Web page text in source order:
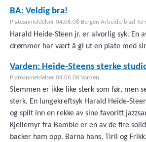
BA: Veldig bra!
Plateanmeldelser 04.06.08 Bergen Arbeiderblad
Harald Heide-Steen jr. er alvorlig syk. En
drømmer har vært å gi ut en plate med
Varden: Heide-Steens sterke
Plateanmeldelser 04.06.08 Varden
Stemmen er ikke like sterk som før, men
sterk. En lungekreftsyk Harald Heide-
og spilt inn en rekke av sine favoritt
Kjellemyr fra Bamble er en av de fire
backer ham opp. Barna hans, Tiril og